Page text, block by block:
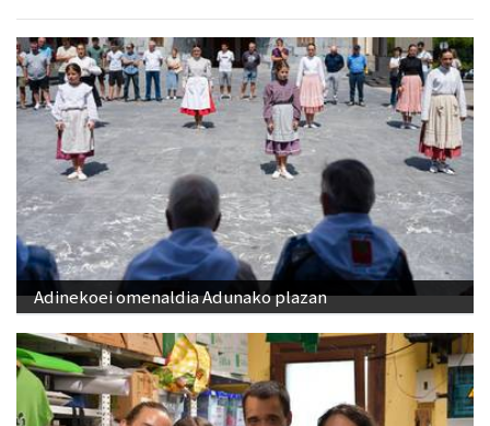
Adinekoei omenaldia Adunako plazan